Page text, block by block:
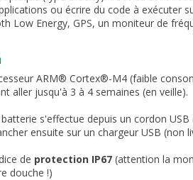
ou écrire du code à exécuter
Low Energy, GPS, un moniteur de
ARM® Cortex®-M4 (faible
aller jusqu'à 3 à 4 semaines (en veille).
s'effectue depuis un cordon
ensuite sur un chargeur USB (non
de protection IP67 (attention la
douche !)